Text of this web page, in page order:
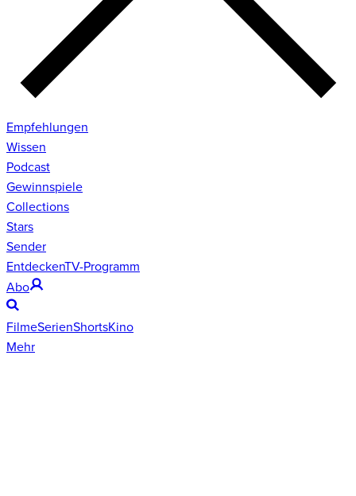
Empfehlungen
Wissen
Podcast
Gewinnspiele
Collections
Stars
Sender
EntdeckenTV-Programm
Abo
FilmeSerienShortsKino
Mehr